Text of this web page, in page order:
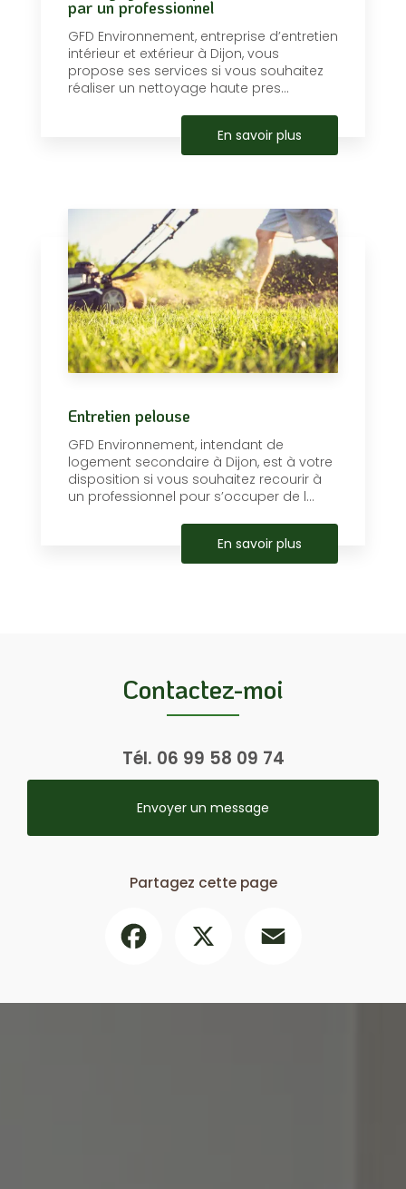
par un professionnel
GFD Environnement, entreprise d’entretien
intérieur et extérieur à Dijon, vous
propose ses services si vous souhaitez
réaliser un nettoyage haute pres...
En savoir plus
Entretien pelouse
GFD Environnement, intendant de
logement secondaire à Dijon, est à votre
disposition si vous souhaitez recourir à
un professionnel pour s’occuper de l...
En savoir plus
Contactez-moi
Tél. 06 99 58 09 74
Envoyer un message
Partagez cette page